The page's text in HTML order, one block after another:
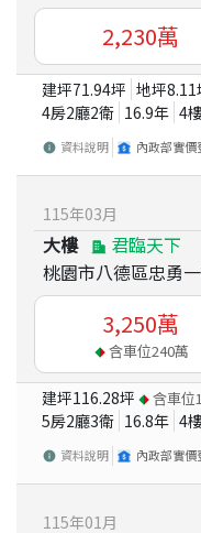
2,230萬
建坪71.94坪 地坪8.11
4房2廳2衛 16.9年 4
資料說明 內政部實價
115年03月
大樓
君臨天下
桃園市八德區忠勇
3,250萬
含車位240萬
建坪116.28坪 含車位
5房2廳3衛 16.8年 4
資料說明 內政部實價
115年01 月